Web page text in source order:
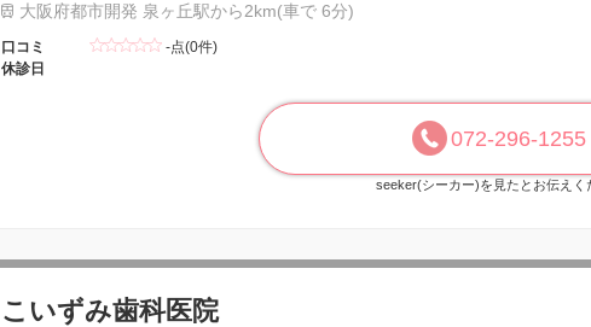
大阪府都市開発 泉ヶ丘駅から2km(車で 6分)
口コミ
-点(0件)
休診日
072-296-1255
seeker(シーカー)を見たとお伝えく
こいずみ歯科医院